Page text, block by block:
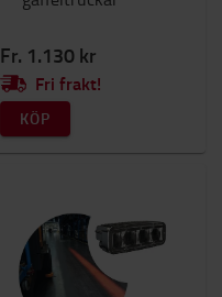
Fr. 1.130 kr
Fri frakt!
KÖP